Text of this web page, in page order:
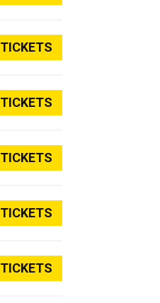
TICKETS
TICKETS
TICKETS
TICKETS
TICKETS